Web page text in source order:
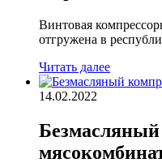
Винтовая
отгружена в
Читать далее
14.02.2022
Безмасляный